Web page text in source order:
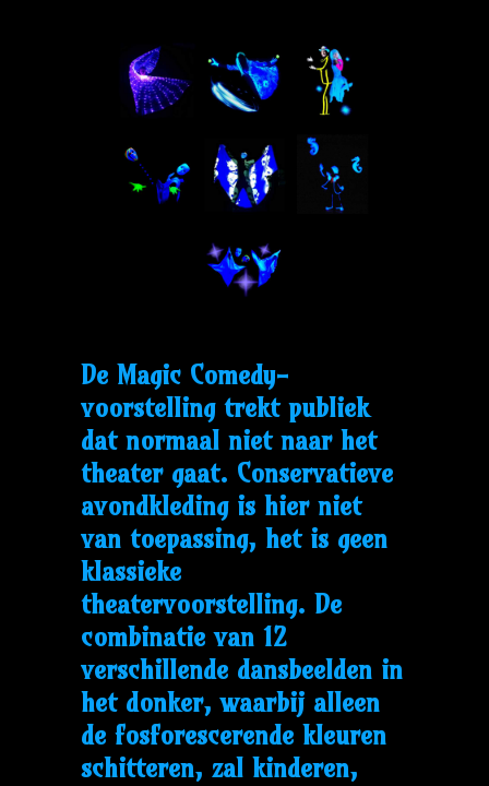
De Magic Comedy-
voorstelling trekt publiek
dat normaal niet naar het
theater gaat. Conservatieve
avondkleding is hier niet
van toepassing, het is geen
klassieke
theatervoorstelling. De
combinatie van 12
verschillende dansbeelden in
het donker, waarbij alleen
de fosforescerende kleuren
schitteren, zal kinderen,